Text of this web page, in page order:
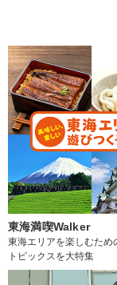
東海満喫Walker
東海エリアを楽しむため
トピックスを大特集